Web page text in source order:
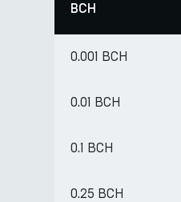
BCH
0.001 BCH
0.01 BCH
0.1 BCH
0.25 BCH